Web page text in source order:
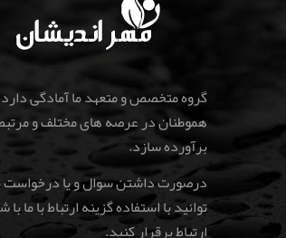
گروه متخصص و متعهد ما آمادگی دارد
هموطنان در عرصه های مختلف و
برآورده سازد.
درصورت داشتن سوال و یا
توانید با استفاده گزینه ارتباط با ما
ارتباط برقرار کنید.